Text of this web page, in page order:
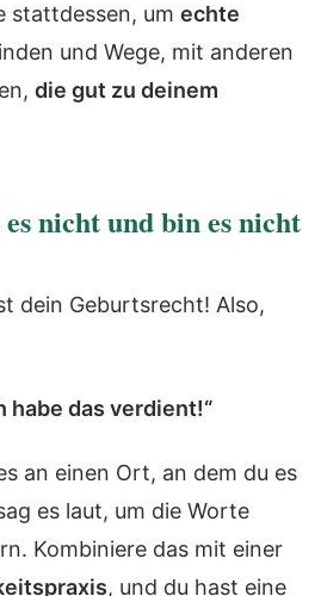
stattdessen, um echte
und Wege, mit anderen
die gut zu deinem
nicht und bin es nicht
dein Geburtsrecht! Also,
habe das verdient!“
an einen Ort, an dem du es
es laut, um die Worte
Kombiniere das mit einer
, und du hast eine